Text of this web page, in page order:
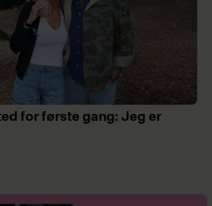
for første gang: Jeg er